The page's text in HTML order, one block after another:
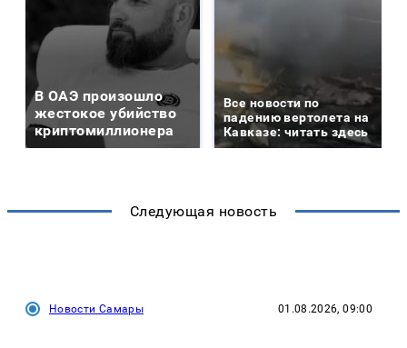
В ОАЭ произошло
жестокое убийство
криптомиллионера
Все новости по
падению вертолета на
Кавказе: читать здесь
Следующая новость
Новости Самары 01.08.2026, 09:00